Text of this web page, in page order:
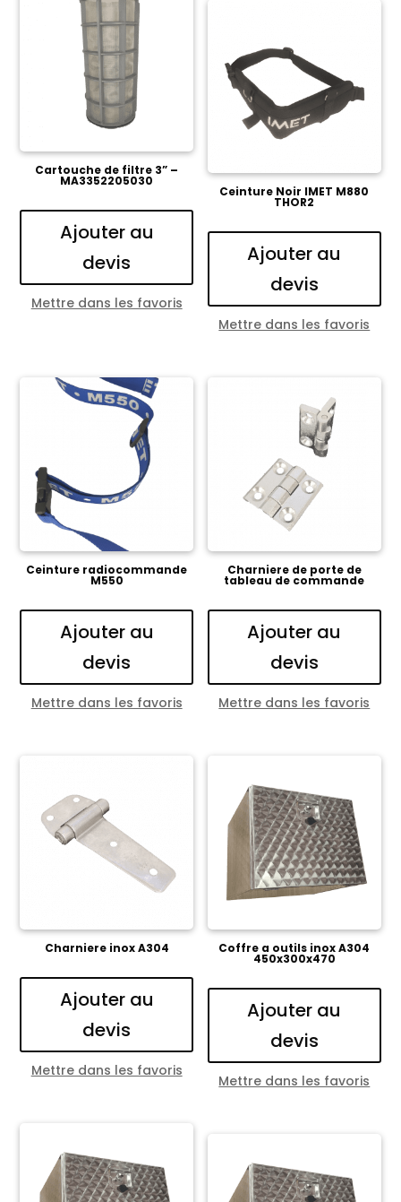
Cartouche de filtre 3” –
MA3352205030
Ajouter au
devis
Mettre dans les favoris
Ceinture Noir IMET M880
THOR2
Ajouter au
devis
Mettre dans les favoris
Ceinture radiocommande
M550
Ajouter au
devis
Mettre dans les favoris
Charniere de porte de
tableau de commande
Ajouter au
devis
Mettre dans les favoris
Charniere inox A304
Ajouter au
devis
Mettre dans les favoris
Coffre a outils inox A304
450x300x470
Ajouter au
devis
Mettre dans les favoris